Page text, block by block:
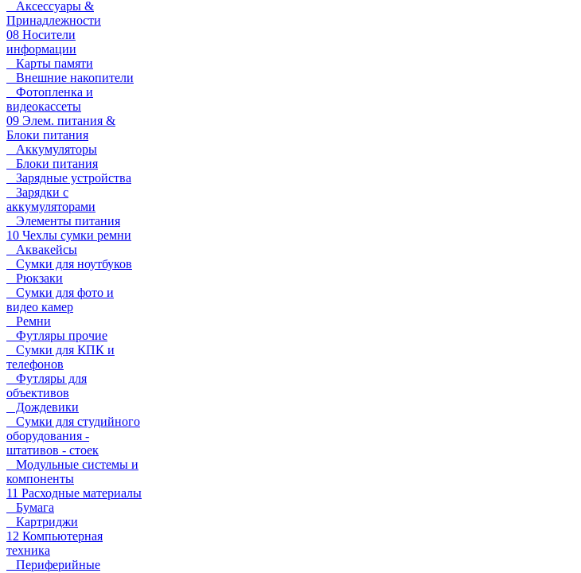
Аксессуары &
Принадлежности
08 Носители
информации
Карты памяти
Внешние накопители
Фотопленка и
видеокассеты
09 Элем. питания &
Блоки питания
Аккумуляторы
Блоки питания
Зарядные устройства
Зарядки с
аккумуляторами
Элементы питания
10 Чехлы сумки ремни
Аквакейсы
Сумки для ноутбуков
Рюкзаки
Сумки для фото и
видео камер
Ремни
Футляры прочие
Сумки для КПК и
телефонов
Футляры для
объективов
Дождевики
Сумки для студийного
оборудования -
штативов - стоек
Модульные системы и
компоненты
11 Расходные материалы
Бумага
Картриджи
12 Компьютерная
техника
Периферийные